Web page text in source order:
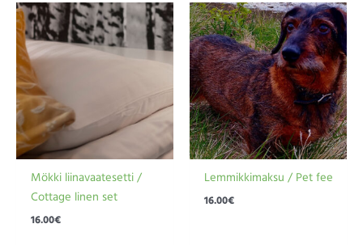
Mökki liinavaatesetti /
Cottage linen set
16.00€
Lemmikkimaksu / Pet fee
16.00€